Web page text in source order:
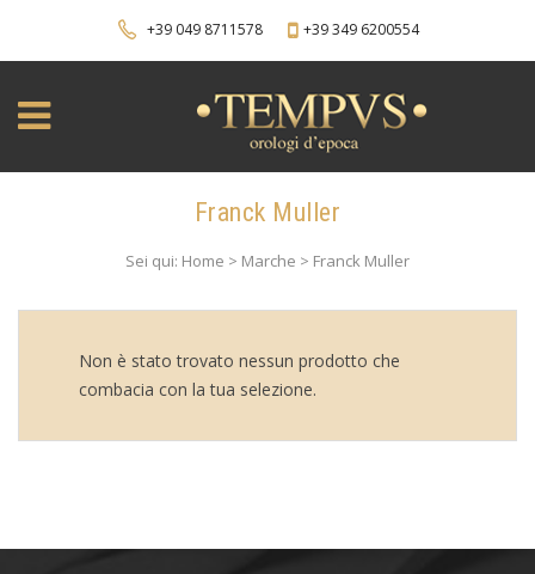
+39 049 8711578 +39 349 6200554
Franck Muller
Sei qui: Home > Marche > Franck Muller
Non è stato trovato nessun prodotto che
combacia con la tua selezione.